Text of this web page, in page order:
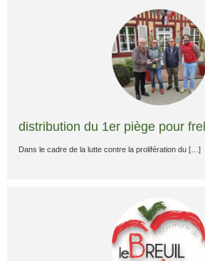
distribution du 1er piège pour
Dans le cadre de la lutte contre la prolifération du […]